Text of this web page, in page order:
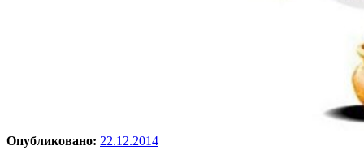
Опубликовано: 22.12.2014